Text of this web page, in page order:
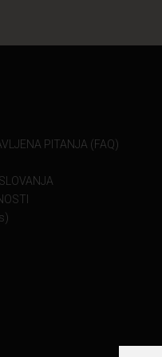
PITANJA (FAQ)